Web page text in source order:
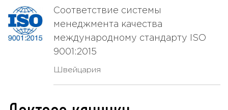
Соответствие системы
менеджмента качества
международному стандарту ISO
9001:2015
Швейцария